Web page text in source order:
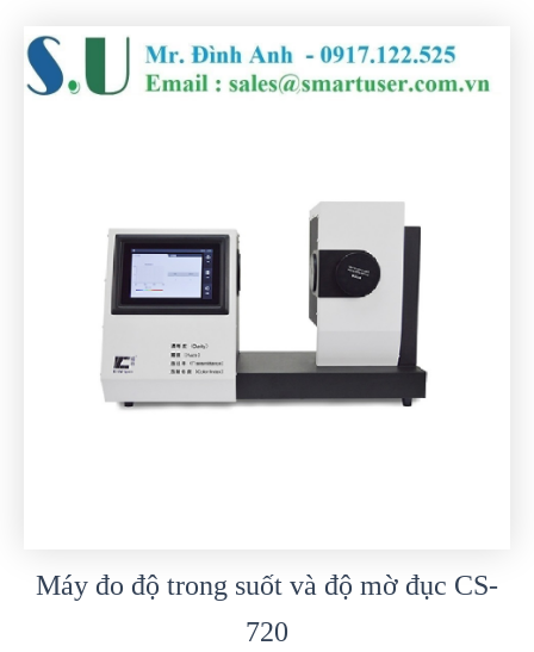
Máy đo độ trong suốt và độ mờ đục CS-
720